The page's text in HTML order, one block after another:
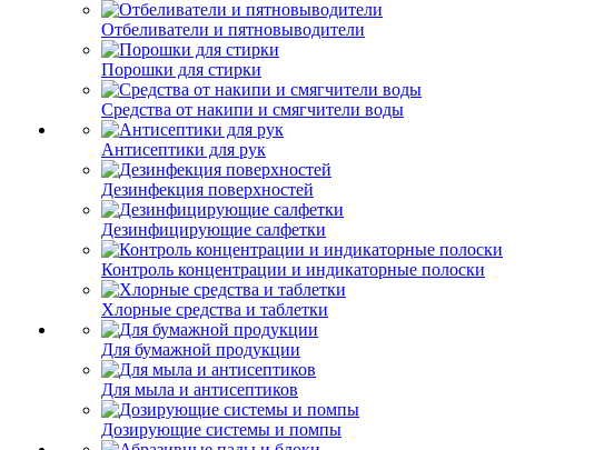
Отбеливатели и пятновыводители
Порошки для стирки
Средства от накипи и смягчители воды
Антисептики для рук
Дезинфекция поверхностей
Дезинфицирующие салфетки
Контроль концентрации и индикаторные полоски
Хлорные средства и таблетки
Для бумажной продукции
Для мыла и антисептиков
Дозирующие системы и помпы